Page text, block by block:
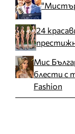
24
Мис
блести с
Fashion